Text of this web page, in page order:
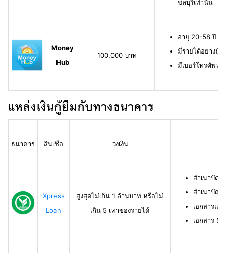
ชลบุรีเท่านั้น
Money
Hub
100,000 บาท
อายุ 20-58 ปี มี
มีรายได้อย่างน้
มีเบอร์โทรศัพท์
แหล่งเงินกู้ยืมกับทางธนาคาร
ธนาคาร สินเชื่อ วงเงิน
Xpress
Loan
สูงสุดไม่เกิน 1 ล้านบาท หรือไม่
เกิน 5 เท่าของรายได้
สำเนาบัตร
สำเนาบัญ
เอกสารแส
เอกสาร